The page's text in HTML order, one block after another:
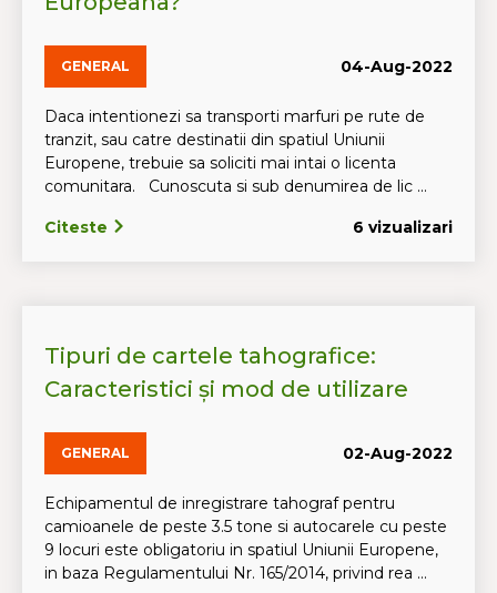
GENERAL 04-Aug-2022
Daca intentionezi sa transporti marfuri pe rute de
tranzit, sau catre destinatii din spatiul Uniunii
Europene, trebuie sa soliciti mai intai o licenta
comunitara. Cunoscuta si sub denumirea de lic ...
Citeste 6 vizualizari
Tipuri de cartele tahografice:
Caracteristici și mod de utilizare
GENERAL 02-Aug-2022
Echipamentul de inregistrare tahograf pentru
camioanele de peste 3.5 tone si autocarele cu peste
9 locuri este obligatoriu in spatiul Uniunii Europene,
in baza Regulamentului Nr. 165/2014, privind rea ...